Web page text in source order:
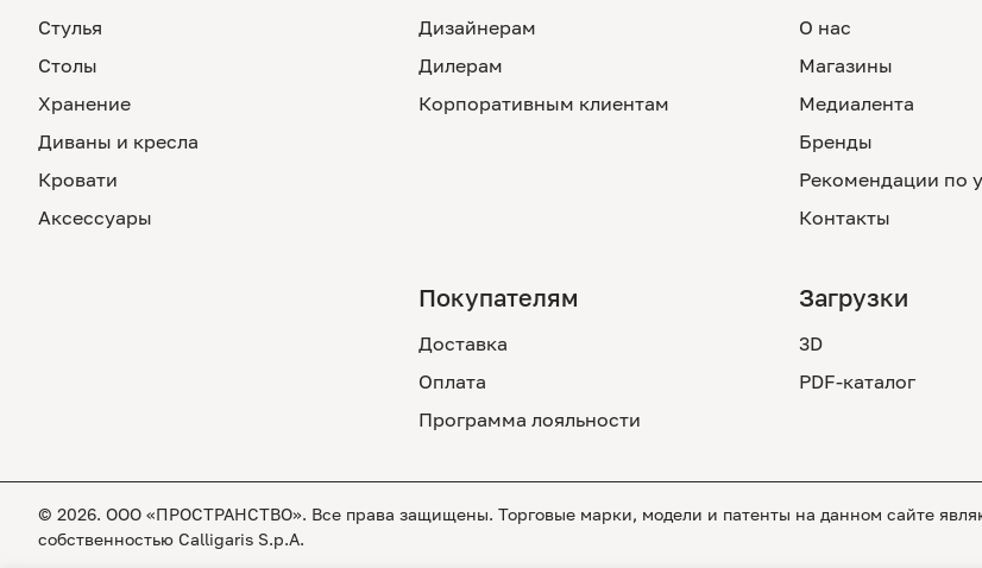
Стулья
Столы
Хранение
Диваны и кресла
Кровати
Аксессуары
Дизайнерам
Дилерам
Корпоративным клиентам
О нас
Магазины
Медиалента
Бренды
Рекомендации по
Контакты
Покупателям
Доставка
Оплата
Программа лояльности
Загрузки
3D
PDF-каталог
© 2026. ООО «ПРОСТРАНСТВО». Все права защищены. Торговые марки, модели и патенты на данном сайте
собственностью Calligaris S.p.A.